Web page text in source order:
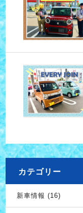
カテゴリー
新車情報 (16)